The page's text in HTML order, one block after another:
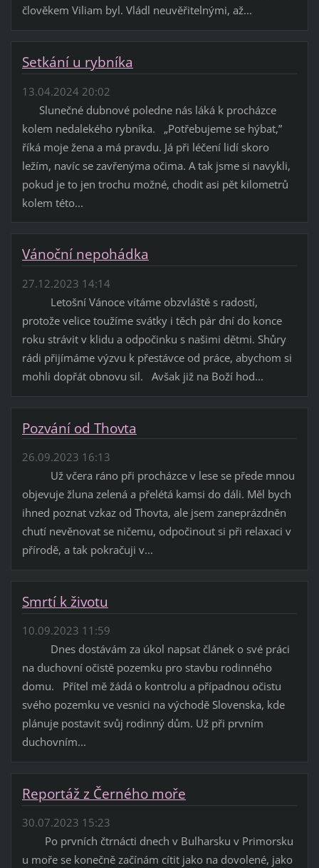
člověkem Viliam byl. Vládl neuvěřitelnými, až...
Setkání u rybníka
13.04.2024 20:02
Slunečné dubnové poledne nás láká k procházce
kolem nedalekého rybníka. „Potřebujeme se hýbat,”
říká moje žena a má pravdu. Já při léčení lidí skoro
ležím, navíc se zavřenýma očima. A tak jsme si navykli,
pokud je to jen trochu možné, chodit asi pět kilometrů
kolem této...
Vánoční nepohádka
27.12.2023 14:14
Letošní Vánoce vítáme obzvláště s radostí,
protože velice toužíme svátky i těch pár dní do konce
roku strávit v klidu a odpočinku s našimi dětmi. Shůry
rádi přijímáme výzvu k přestávce od práce, abychom si
mohli dopřát obnovu sil. Avšak již na Boží hod...
Pozvání od Thovta
26.09.2023 16:13
Už včera ráno při procházce v lese se přede mnou
objevuje žluna zelená a přelétá kamsi do dáli. Měl bych
ihned poznat vzkaz od Thovta, ale jsem zaneprázdněn
chutí nevěnovat se ničemu, odpočinout si při relaxaci v
přírodě, a tak pokračuji v...
Smrtí k životu
10.09.2023 11:59
Dnes dostávám za úkol napsat článek o své práci
na duchovní očistě pozemku pro stavbu rodinného
domu. Přítel mě žádá o kontrolu a případnou očistu
svého pozemku ve vesnici na východě Slovenska, kde
plánuje postavit svůj rodinný dům. Už při prvním
duchovním...
Reportáž z Černého moře
30.07.2023 15:23
Po prvních čtrnácti dnech v Bulharsku v Primorsku
u moře se konečně začínám cítit jako na dovolené, jako